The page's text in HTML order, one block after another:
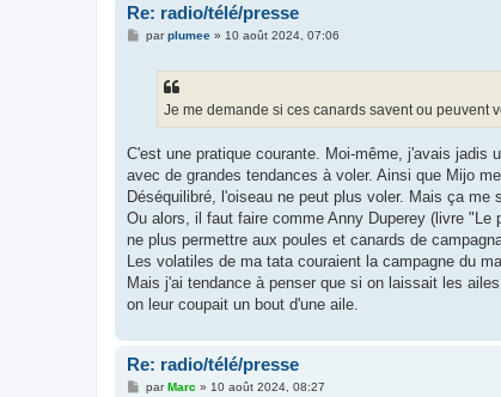
Re: radio/télé/presse
Mparplumee» 10 août 2024, 07:06
Je me demande si ces canards savent ou peuvent
C'est une pratique courante. Moi-même, j'avais jadis
avec de grandes tendances à voler. Ainsi que Mijo
Déséquilibré, l'oiseau ne peut plus voler. Mais ça me
Ou alors, il faut faire comme Anny Duperey (livre
ne plus permettre aux poules et canards de
Les volatiles de ma tata couraient la campagne du
Mais j'ai tendance à penser que si on laissait les
on leur coupait un bout d'une aile.
Re: radio/télé/presse
MparMarc » 10 août 2024, 08:27